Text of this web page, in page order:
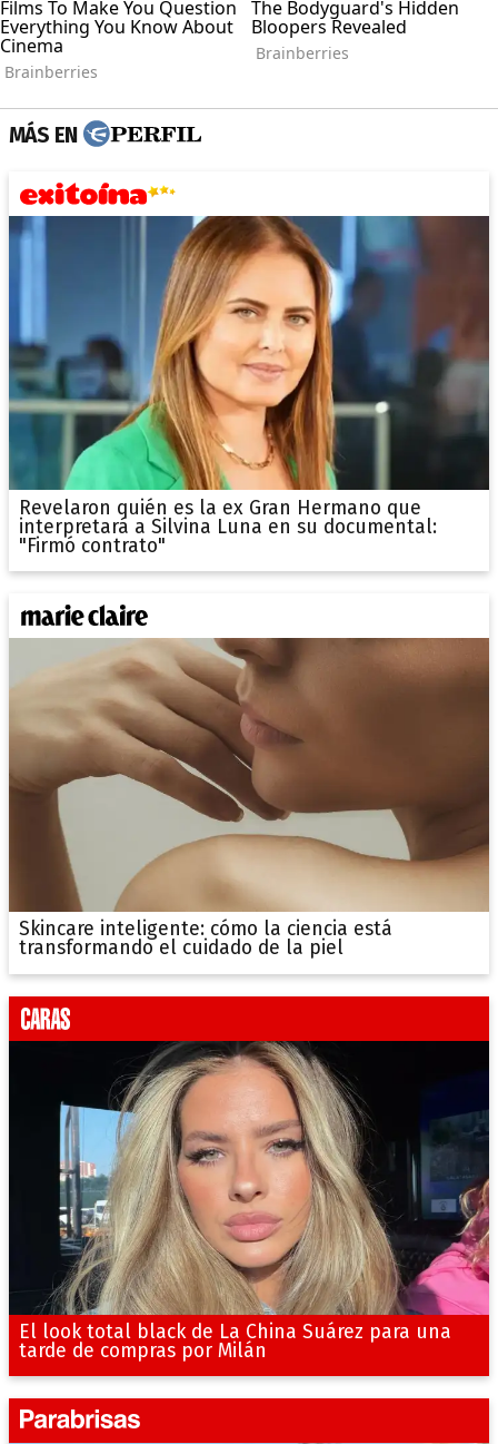
MÁS EN
Revelaron quién es la ex Gran Hermano que
interpretará a Silvina Luna en su documental:
"Firmó contrato"
Skincare inteligente: cómo la ciencia está
transformando el cuidado de la piel
El look total black de La China Suárez para una
tarde de compras por Milán